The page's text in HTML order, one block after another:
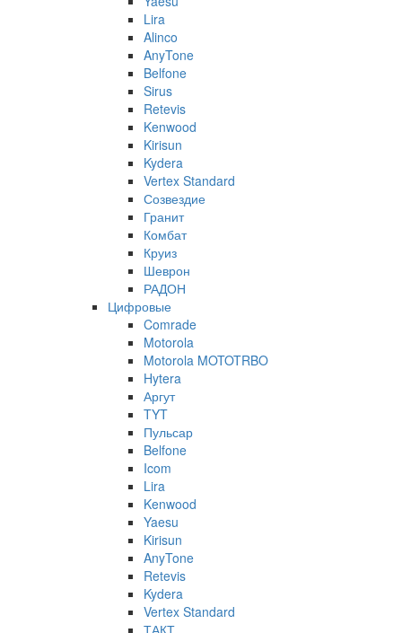
Lira
Alinco
AnyTone
Belfone
Sirus
Retevis
Kenwood
Kirisun
Kydera
Vertex Standard
Созвездие
Гранит
Комбат
Круиз
Шеврон
РАДОН
Цифровые
Comrade
Motorola
Motorola MOTOTRBO
Hytera
Аргут
TYT
Пульсар
Belfone
Icom
Lira
Kenwood
Yaesu
Kirisun
AnyTone
Retevis
Kydera
Vertex Standard
ТАКТ